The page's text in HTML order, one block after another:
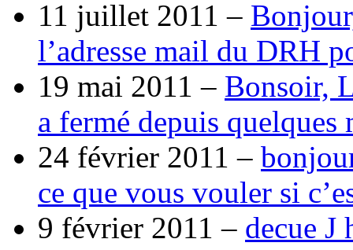
11 juillet 2011 –
l’adresse mail du DRH
19 mai 2011 – Bonsoir,
a fermé depuis
24 février 2011 –
ce que vous vouler si
9 février 2011 – decue J